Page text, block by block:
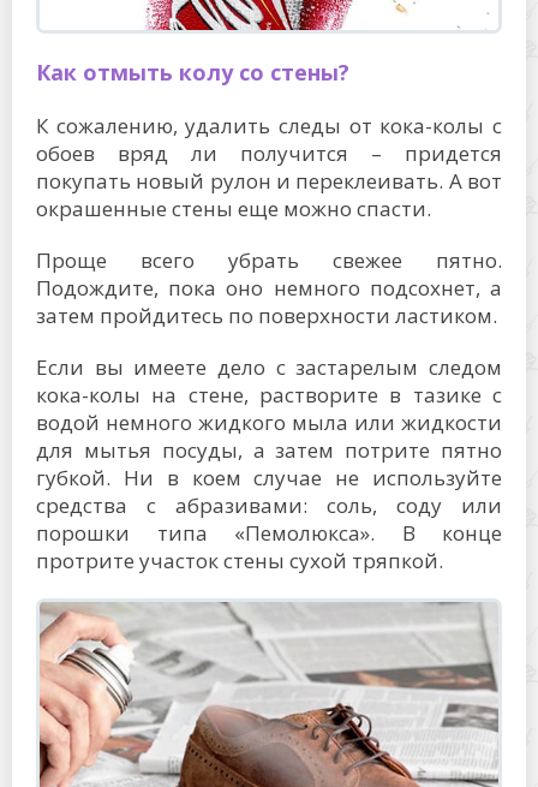
Как отмыть колу со стены?
К сожалению, удалить следы от кока-колы с
обоев вряд ли получится – придется
покупать новый рулон и переклеивать. А вот
окрашенные стены еще можно спасти.
Проще всего убрать свежее пятно.
Подождите, пока оно немного подсохнет, а
затем пройдитесь по поверхности ластиком.
Если вы имеете дело с застарелым следом
кока-колы на стене, растворите в тазике с
водой немного жидкого мыла или жидкости
для мытья посуды, а затем потрите пятно
губкой. Ни в коем случае не используйте
средства с абразивами: соль, соду или
порошки типа «Пемолюкса». В конце
протрите участок стены сухой тряпкой.